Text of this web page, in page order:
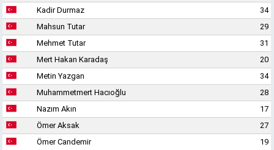
Kadir Durmaz
34
Mahsun Tutar
29
Mehmet Tutar
31
Mert Hakan Karadaş
20
Metin Yazgan
34
Muhammetmert Hacıoğlu
28
Nazım Akın
17
Ömer Aksak
27
Ömer Candemir
19